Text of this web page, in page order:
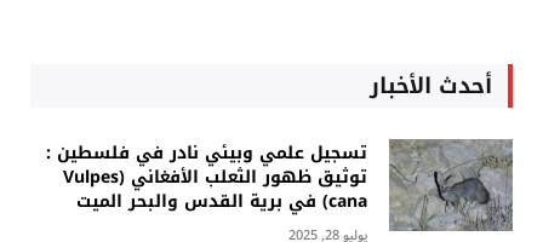
أحدث الأخبار
تسجيل علمي وبيئي نادر في فلسطين :
توثيق ظهور الثعلب الأفغاني (Vulpes
cana) في برية القدس والبحر الميت
يوليو 28, 2025